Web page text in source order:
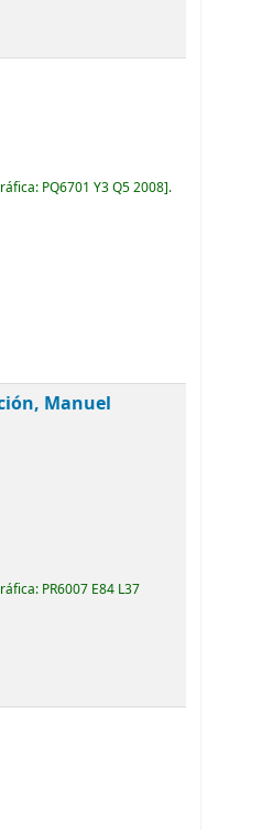
PQ6701 Y3 Q5 2008 .
Manuel
PR6007 E84 L37